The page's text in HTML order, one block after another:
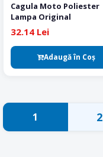
Cagula Moto Poliester
Lampa Original
32.14 Lei
Adaugă în Coş
1 2